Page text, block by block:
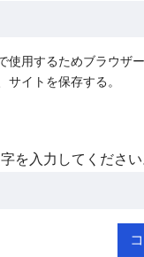
使用するためブラウザ
サイトを保存する。
を入力してください